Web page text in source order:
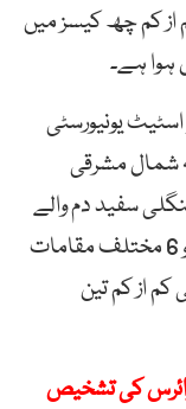
کم چھ کیسز میں
ہوا ہے۔
یونیورسٹی
شمال مشرقی
کے 9 مختلف علاقوں میں 360 جنگلی سفید دم والے
ہرنوں کی ناک سے نمونے لیے گئے تھے، تو 6 مختلف مقامات
کم از کم تین